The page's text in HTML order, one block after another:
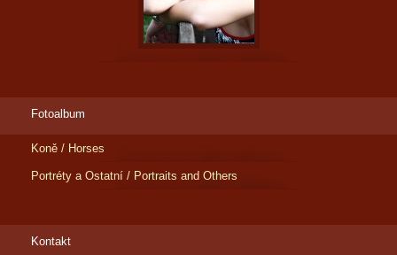
Fotoalbum
Koně / Horses
Portréty a Ostatní / Portraits and Others
Kontakt